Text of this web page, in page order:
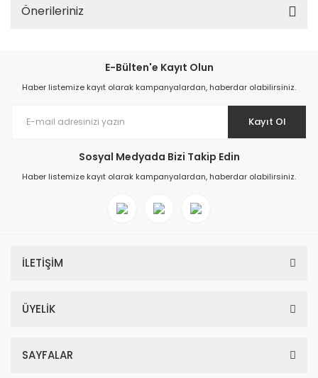
Önerileriniz
E-Bülten'e Kayıt Olun
Haber listemize kayıt olarak kampanyalardan, haberdar olabilirsiniz.
Kayıt Ol
Sosyal Medyada Bizi Takip Edin
Haber listemize kayıt olarak kampanyalardan, haberdar olabilirsiniz.
İLETİŞİM
ÜYELİK
SAYFALAR